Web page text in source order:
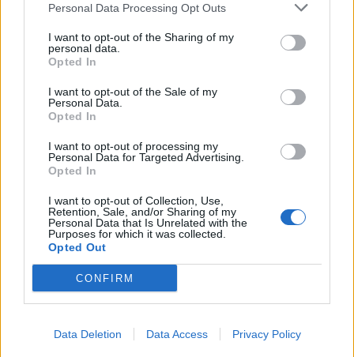
Personal Data Processing Opt Outs
I want to opt-out of the Sharing of my
personal data.
Opted In
I want to opt-out of the Sale of my
Personal Data.
Opted In
I want to opt-out of processing my
Personal Data for Targeted Advertising.
Opted In
I want to opt-out of Collection, Use,
Retention, Sale, and/or Sharing of my
Personal Data that Is Unrelated with the
Purposes for which it was collected.
Opted Out
CONFIRM
Data Deletion Data Access Privacy Policy
Fahéjas kelt tészta air fryerben –
videó